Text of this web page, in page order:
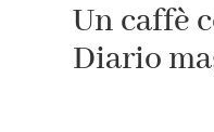
Un caffè
Diario